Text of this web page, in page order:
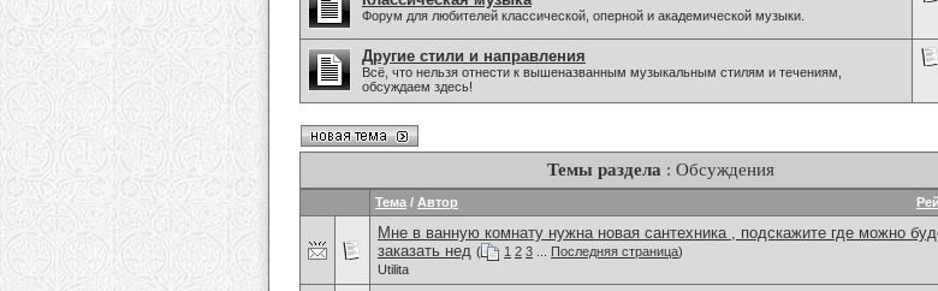
Форум для любителей классической, оперной и академической музыки.
Другие стили и направления
Всё, что нельзя отнести к вышеназванным музыкальным стилям и течениям,
обсуждаем здесь!
Темы раздела : Обсуждения
Тема / Автор
Мне в ванную комнату нужна новая сантехника , подскажите где можно
заказать нед ( 1 2 3 Последняя страница)
Utilita